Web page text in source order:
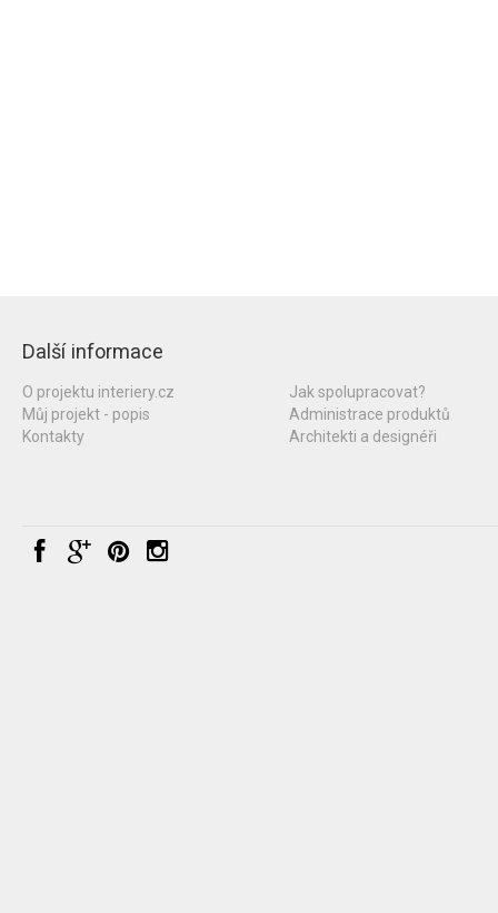
Další informace
O projektu interiery.cz
Můj projekt - popis
Kontakty
Jak spolupracovat?
Administrace produktů
Architekti a designéři